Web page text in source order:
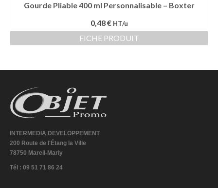
Gourde Pliable 400 ml Personnalisable – Boxter
0,48 € HT/u
FICHE PRODUIT
INTERMEDIA DEVELOPPEMENT
200 Route de l'Étang la Ville
78750 Mareil-Marly
Tél : 09 51 71 86 24